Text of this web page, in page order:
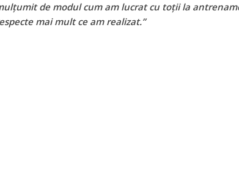
de modul cum am lucrat cu toții la
mai mult ce am realizat.”